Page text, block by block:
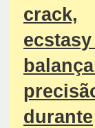
crack,
ecstasy
durante